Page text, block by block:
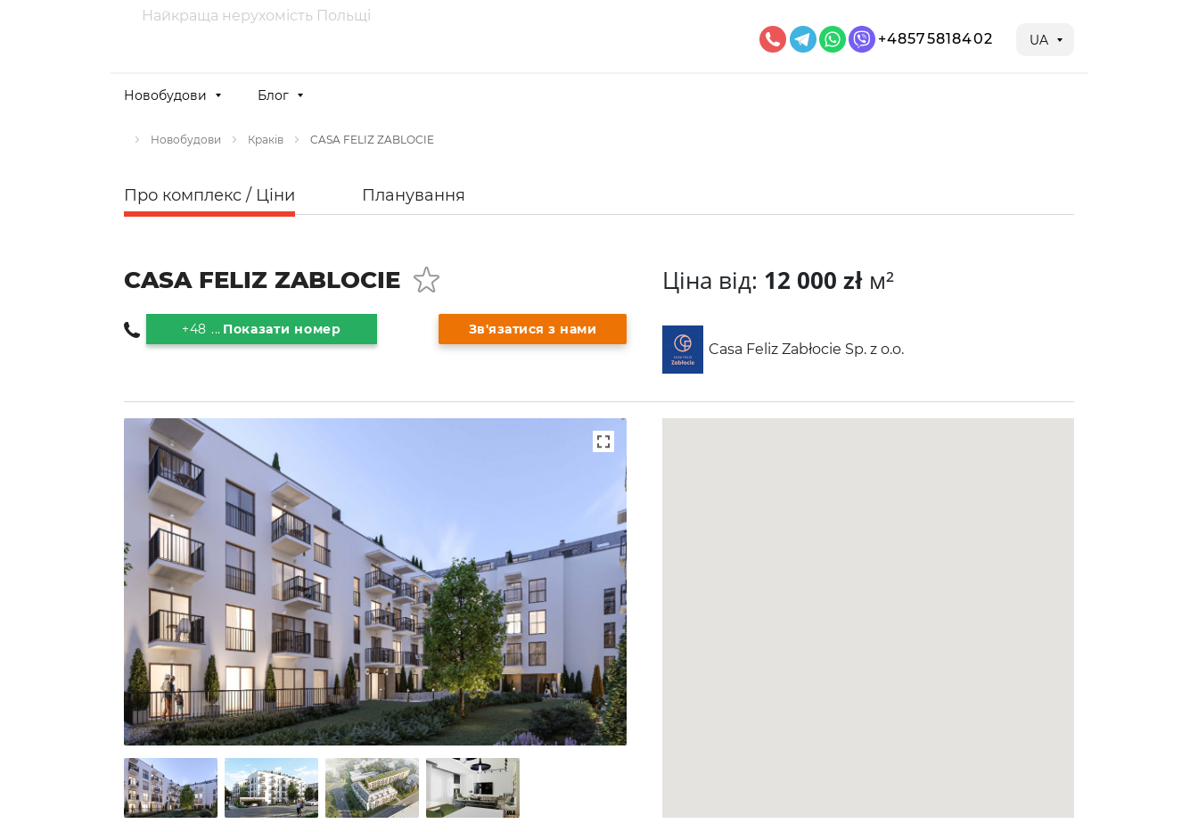
Найкраща нерухомість Польщі
+48575818402
UA
Новобудови Блог
Новобудови Краків CASA FELIZ ZABLOCIE
Про комплекс / Ціни Планування
CASA FELIZ ZABLOCIE
+48 ... Показати номер Зв'язатися з нами
Ціна від: 12 000 zł м²
Casa Feliz Zabłocie Sp. z o.o.